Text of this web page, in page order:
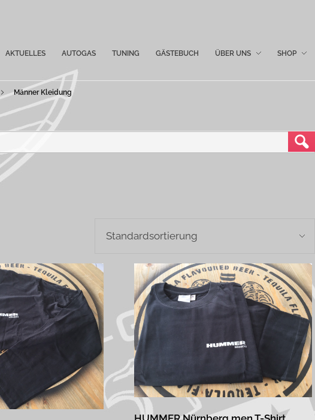
AKTUELLES AUTOGAS TUNING GÄSTEBUCH ÜBER UNS SHOP
Männer Kleidung